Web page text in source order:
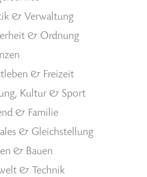
& Verwaltung
& Ordnung
& Freizeit
Kultur & Sport
& Familie
& Gleichstellung
& Bauen
& Technik